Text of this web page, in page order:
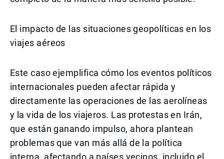
El impacto de las situaciones geopolíticas en los
viajes aéreos
Este caso ejemplifica cómo los eventos políticos
internacionales pueden afectar rápida y
directamente las operaciones de las aerolíneas
y la vida de los viajeros. Las protestas en Irán,
que están ganando impulso, ahora plantean
problemas que van más allá de la política
interna, afectando a países vecinos, incluido el